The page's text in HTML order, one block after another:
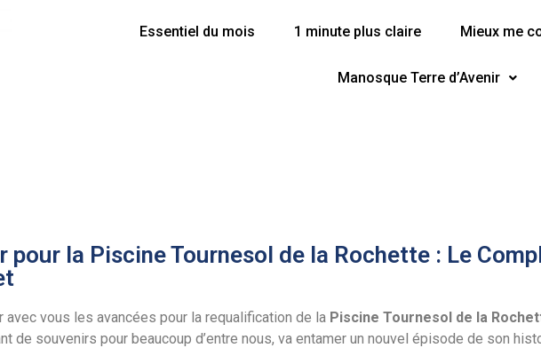
Essentiel du mois 1 minute plus claire Mieux me
Manosque Terre d’Avenir
pour la Piscine Tournesol de la Rochette : Le
avec vous les avancées pour la requalification de la Piscine Tournesol de la
de souvenirs pour beaucoup d’entre nous, va entamer un nouvel épisode de son